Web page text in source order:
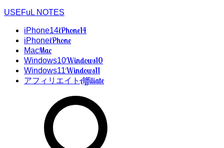
USEFuL NOTES
iPhone14iPhone14
iPhoneiPhone
MacMac
Windows10Windows10
Windows11Windows11
アフィリエイトAffiliate